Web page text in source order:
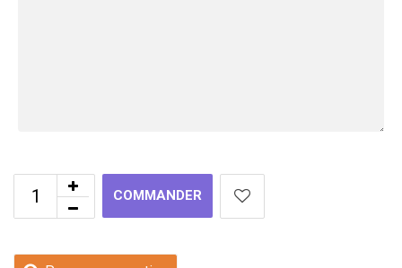
COMMANDER